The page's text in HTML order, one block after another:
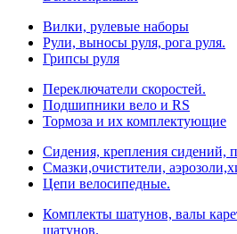
Вилки, рулевые наборы
Рули, выносы руля, рога руля.
Грипсы руля
Переключатели скоростей.
Подшипники вело и RS
Тормоза и их комплектующие
Сидения, крепления сидений,
Смазки,очистители,
Цепи велосипедные.
Комплекты шатунов, валы
шатунов.